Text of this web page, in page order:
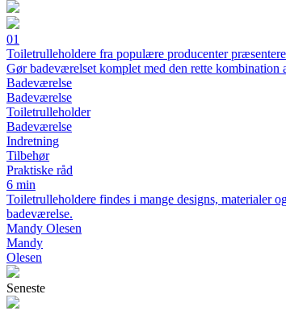
01
Toiletrulleholdere fra populære producenter
Gør badeværelset komplet med den rette kombination
Badeværelse
Badeværelse
Toiletrulleholder
Badeværelse
Indretning
Tilbehør
Praktiske råd
6 min
Toiletrulleholdere findes i mange designs, materialer
badeværelse.
Mandy Olesen
Mandy
Olesen
Seneste